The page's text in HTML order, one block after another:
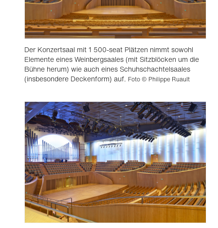
Der Konzertsaal mit 1 500-seat Plätzen nimmt sowohl
Elemente eines Weinbergsaales (mit Sitzblöcken um die
Bühne herum) wie auch eines Schuhschachtelsaales
(insbesondere Deckenform) auf. Foto © Philippe Ruault